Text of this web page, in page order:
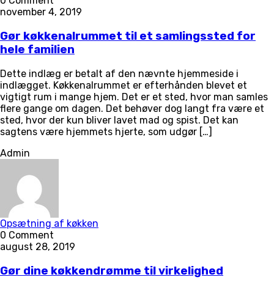
november 4, 2019
Gør køkkenalrummet til et samlingssted for
hele familien
Dette indlæg er betalt af den nævnte hjemmeside i
indlægget. Køkkenalrummet er efterhånden blevet et
vigtigt rum i mange hjem. Det er et sted, hvor man samles
flere gange om dagen. Det behøver dog langt fra være et
sted, hvor der kun bliver lavet mad og spist. Det kan
sagtens være hjemmets hjerte, som udgør […]
Admin
Opsætning af køkken
0 Comment
august 28, 2019
Gør dine køkkendrømme til virkelighed